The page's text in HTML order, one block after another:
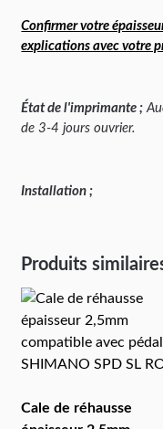
Confirmer votre
explications avec votre
État de l'imprimante ;
de 3-4 jours ouvrier.
Installation ;
Produits
Cale de réhausse